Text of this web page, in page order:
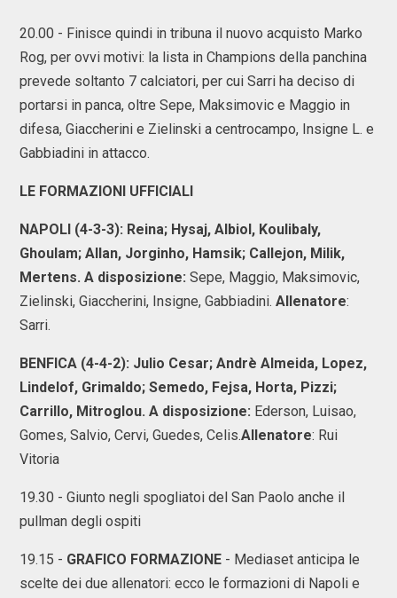
20.00 - Finisce quindi in tribuna il nuovo acquisto Marko
Rog, per ovvi motivi: la lista in Champions della panchina
prevede soltanto 7 calciatori, per cui Sarri ha deciso di
portarsi in panca, oltre Sepe, Maksimovic e Maggio in
difesa, Giaccherini e Zielinski a centrocampo, Insigne L. e
Gabbiadini in attacco.
LE FORMAZIONI UFFICIALI
NAPOLI (4-3-3): Reina; Hysaj, Albiol, Koulibaly,
Ghoulam; Allan, Jorginho, Hamsik; Callejon, Milik,
Mertens. A disposizione: Sepe, Maggio, Maksimovic,
Zielinski, Giaccherini, Insigne, Gabbiadini. Allenatore:
Sarri.
BENFICA (4-4-2): Julio Cesar; Andrè Almeida, Lopez,
Lindelof, Grimaldo; Semedo, Fejsa, Horta, Pizzi;
Carrillo, Mitroglou. A disposizione: Ederson, Luisao,
Gomes, Salvio, Cervi, Guedes, Celis.Allenatore: Rui
Vitoria
19.30 - Giunto negli spogliatoi del San Paolo anche il
pullman degli ospiti
19.15 - GRAFICO FORMAZIONE - Mediaset anticipa le
scelte dei due allenatori: ecco le formazioni di Napoli e